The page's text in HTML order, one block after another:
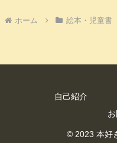
ホーム 絵本・児童書
自己紹介
© 2023 本好